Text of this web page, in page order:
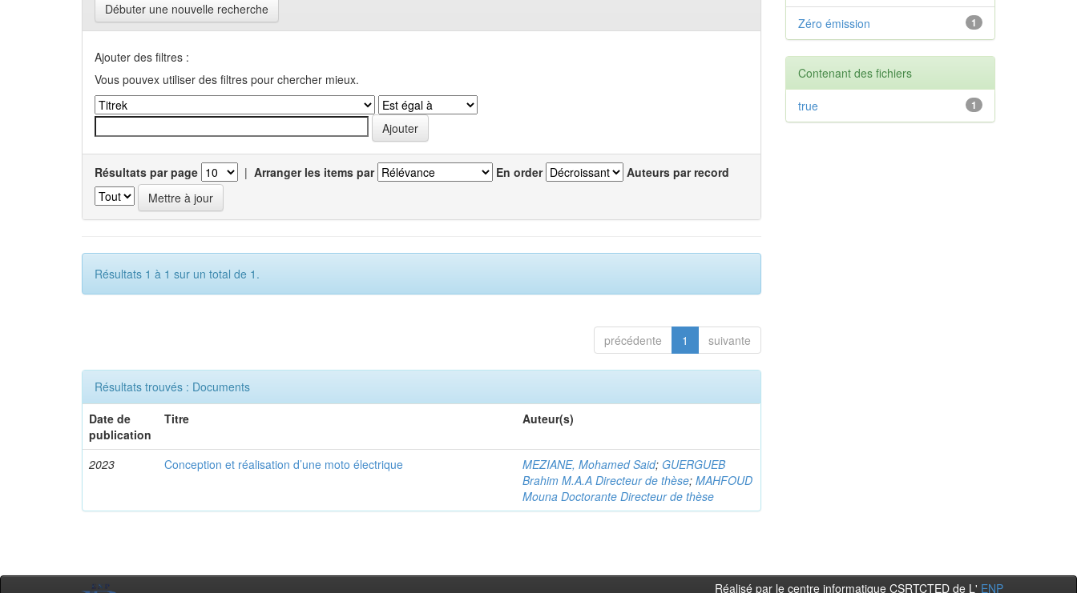
Débuter une nouvelle recherche
Ajouter des filtres :
Vous pouvex utiliser des filtres pour chercher mieux.
Résultats par page | Arranger les items par En order Auteurs par record
Résultats 1 à 1 sur un total de 1.
précédente 1 suivante
Résultats trouvés : Documents
Date de
publication
Titre Auteur(s)
2023 Conception et réalisation d’une moto électrique MEZIANE, Mohamed Said; GUERGUEB
Brahim M.A.A Directeur de thèse;MAHFOUD
Mouna Doctorante Directeur de thèse
1
Zéro émission
Contenant des fichiers
1
true
Réalisé par le centre informatique CSRTCTED de L' ENP